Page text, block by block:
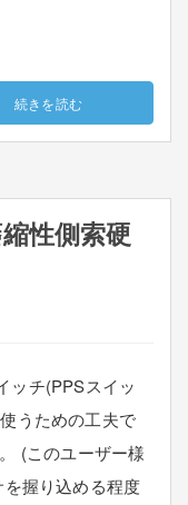
続きを読む
性側索硬
ッチ(PPSスイッ
うための工夫で
(このユーザー様
握り込める程度